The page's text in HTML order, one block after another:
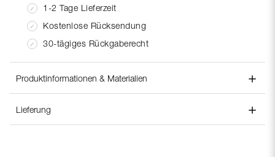
1-2 Tage Lieferzeit
Kostenlose Rücksendung
30-tägiges Rückgaberecht
Produktinformationen & Materialien ＋
Stilnummer:
Materialzusammensetzung:Polyester 25%, Viscose 75%
Lieferung ＋